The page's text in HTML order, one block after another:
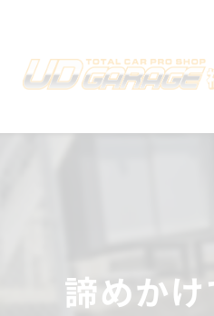
諦めか